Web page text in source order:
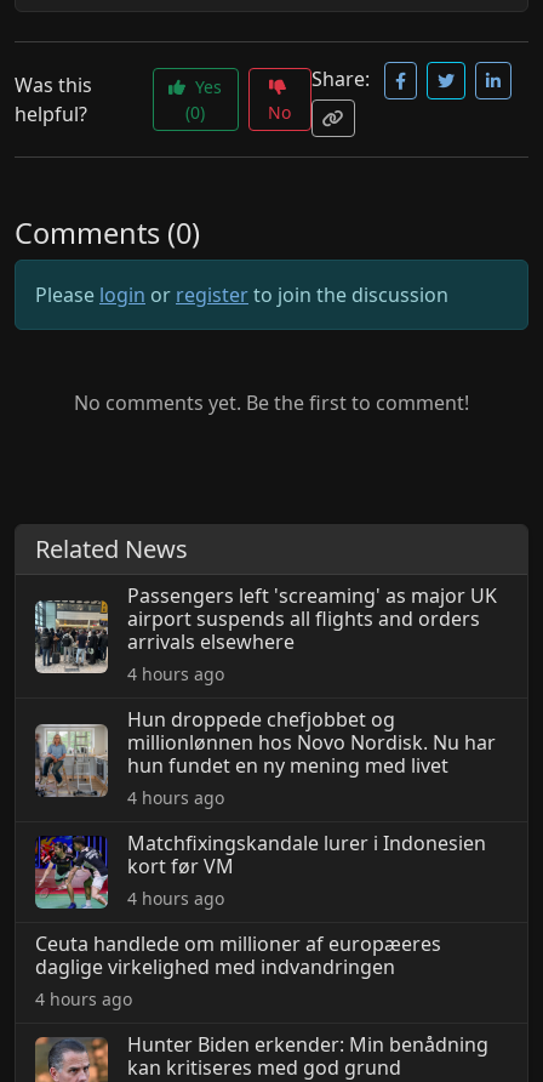
Was this
helpful?
Yes
(0)
No
Share:
Comments (0)
Please login or registerto join the discussion
No comments yet. Be the first to comment!
Related News
Passengers left 'screaming' as major UK
airport suspends all flights and orders
arrivals elsewhere
4 hours ago
Hun droppede chefjobbet og
millionlønnen hos Novo Nordisk. Nu har
hun fundet en ny mening med livet
4 hours ago
Matchfixingskandale lurer i Indonesien
kort før VM
4 hours ago
Ceuta handlede om millioner af europæeres
daglige virkelighed med indvandringen
4 hours ago
Hunter Biden erkender: Min benådning
kan kritiseres med god grund